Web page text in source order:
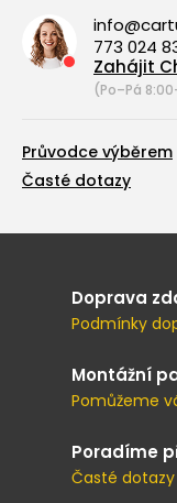
773 024
Zahájit
(Po–Pá
Průvodce výběrem
Časté dotazy
Doprava
Podmínky
Montážní
Pomůžeme
Poradíme
Časté